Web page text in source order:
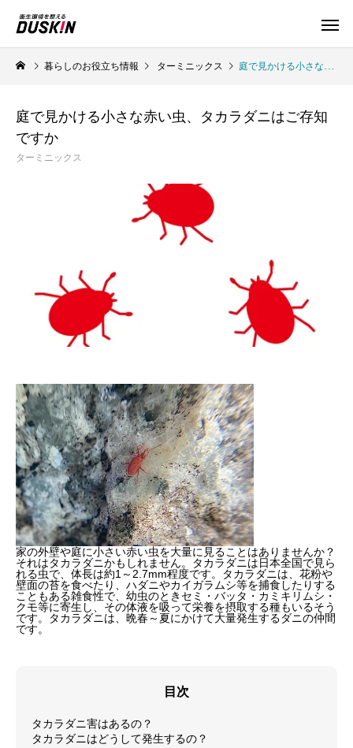
暮らしのお役立ち情報 ターミニックス 庭で見かける小さな赤い虫、タカラダニはご存知ですか
庭で見かける小さな赤い虫、タカラダニはご存知
ですか
ターミニックス
家の外壁や庭に小さい赤い虫を大量に見ることはありませんか？
それはタカラダニかもしれません。タカラダニは日本全国で見ら
れる虫で、体長は約1～2.7mm程度です。タカラダニは、花粉や
壁面の苔を食べたり、ハダニやカイガラムシ等を捕食したりする
こともある雑食性で、幼虫のときセミ・バッタ・カミキリムシ・
クモ等に寄生し、その体液を吸って栄養を摂取する種もいるそう
です。タカラダニは、晩春～夏にかけて大量発生するダニの仲間
です。
目次
タカラダニ害はあるの？
タカラダニはどうして発生するの？